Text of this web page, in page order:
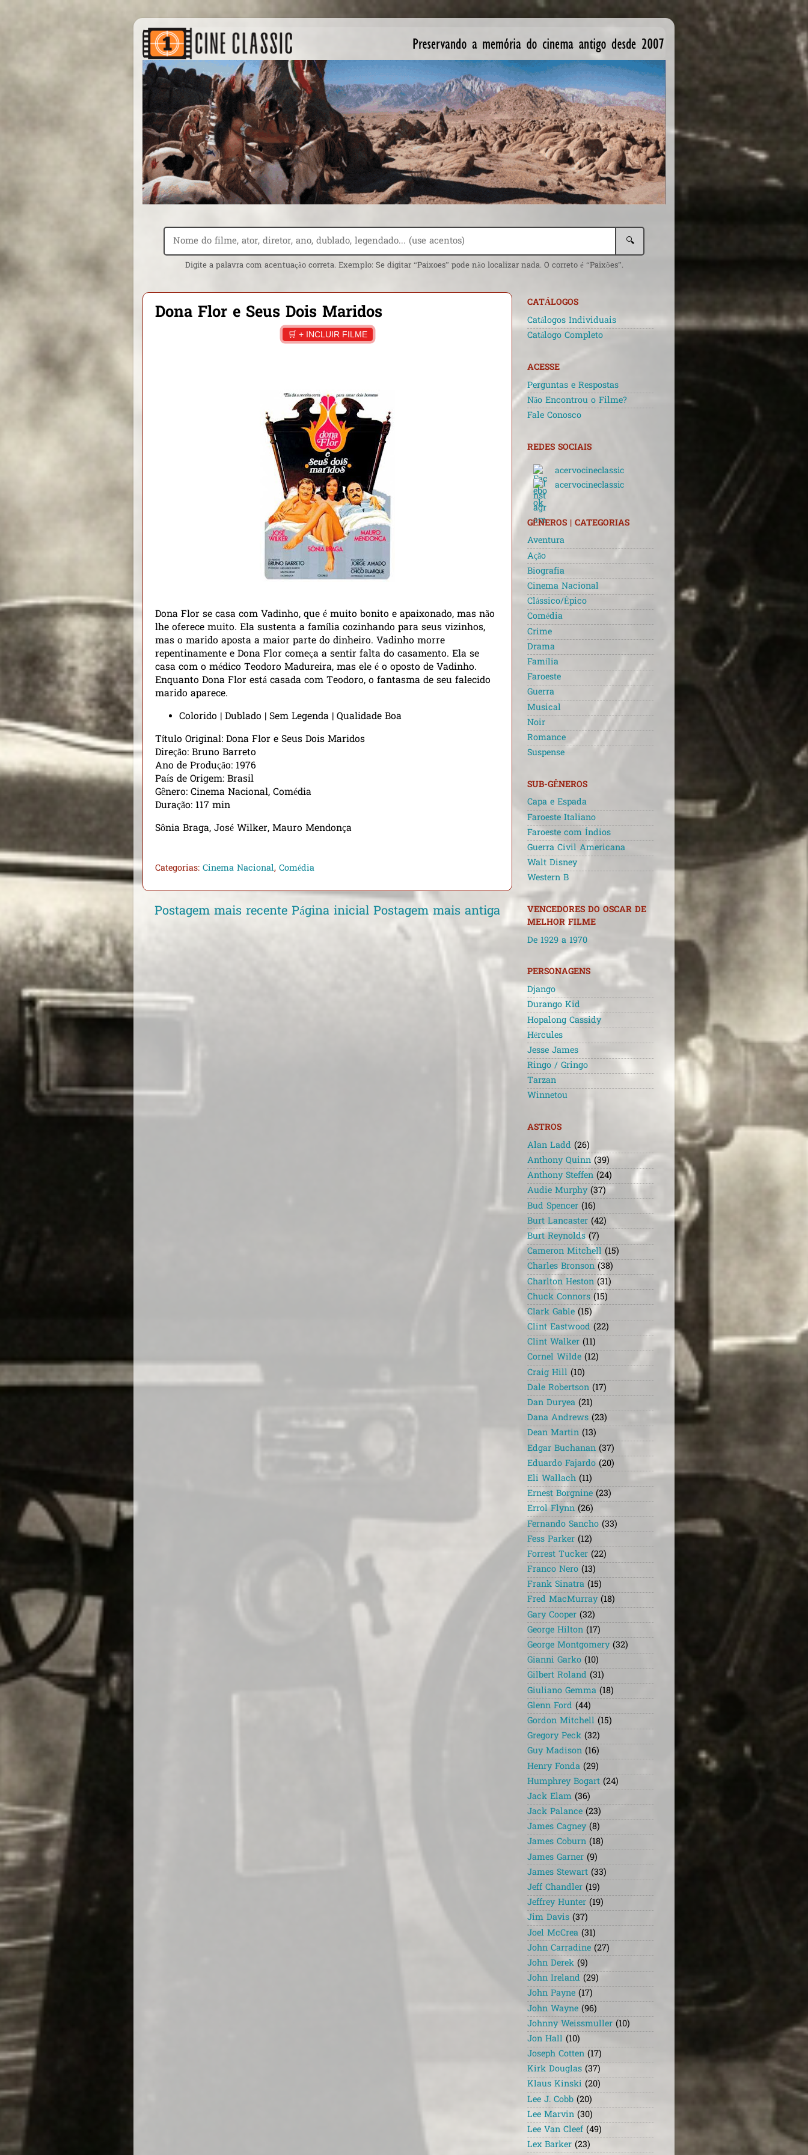
🔍
Digite a palavra com acentuação correta. Exemplo: Se digitar “Paixoes” pode não localizar nada. O correto é “Paixões”.
Dona Flor e Seus Dois Maridos
🛒 + INCLUIR FILME
Dona Flor se casa com Vadinho, que é muito bonito e apaixonado, mas não
lhe oferece muito. Ela sustenta a família cozinhando para seus vizinhos,
mas o marido aposta a maior parte do dinheiro. Vadinho morre
repentinamente e Dona Flor começa a sentir falta do casamento. Ela se
casa com o médico Teodoro Madureira, mas ele é o oposto de Vadinho.
Enquanto Dona Flor está casada com Teodoro, o fantasma de seu falecido
marido aparece.
Colorido | Dublado | Sem Legenda | Qualidade Boa
Título Original: Dona Flor e Seus Dois Maridos
Direção: Bruno Barreto
Ano de Produção: 1976
País de Origem: Brasil
Gênero: Cinema Nacional, Comédia
Duração: 117 min
Sônia Braga, José Wilker, Mauro Mendonça
Categorias: Cinema Nacional, Comédia
Postagem mais recente Postagem mais antiga
Página inicial
CATÁLOGOS
Catálogos Individuais
Catálogo Completo
ACESSE
Perguntas e Respostas
Não Encontrou o Filme?
Fale Conosco
REDES SOCIAIS
acervocineclassic
acervocineclassic
GÊNEROS | CATEGORIAS
Aventura
Ação
Biografia
Cinema Nacional
Clássico/Épico
Comédia
Crime
Drama
Família
Faroeste
Guerra
Musical
Noir
Romance
Suspense
SUB-GÊNEROS
Capa e Espada
Faroeste Italiano
Faroeste com Índios
Guerra Civil Americana
Walt Disney
Western B
VENCEDORES DO OSCAR DE
MELHOR FILME
De 1929 a 1970
PERSONAGENS
Django
Durango Kid
Hopalong Cassidy
Hércules
Jesse James
Ringo / Gringo
Tarzan
Winnetou
ASTROS
Alan Ladd (26)
Anthony Quinn (39)
Anthony Steffen (24)
Audie Murphy (37)
Bud Spencer (16)
Burt Lancaster (42)
Burt Reynolds (7)
Cameron Mitchell (15)
Charles Bronson (38)
Charlton Heston (31)
Chuck Connors (15)
Clark Gable (15)
Clint Eastwood (22)
Clint Walker (11)
Cornel Wilde (12)
Craig Hill (10)
Dale Robertson (17)
Dan Duryea (21)
Dana Andrews (23)
Dean Martin (13)
Edgar Buchanan (37)
Eduardo Fajardo (20)
Eli Wallach (11)
Ernest Borgnine (23)
Errol Flynn (26)
Fernando Sancho (33)
Fess Parker (12)
Forrest Tucker (22)
Franco Nero (13)
Frank Sinatra (15)
Fred MacMurray (18)
Gary Cooper (32)
George Hilton (17)
George Montgomery (32)
Gianni Garko (10)
Gilbert Roland (31)
Giuliano Gemma (18)
Glenn Ford (44)
Gordon Mitchell (15)
Gregory Peck (32)
Guy Madison (16)
Henry Fonda (29)
Humphrey Bogart (24)
Jack Elam (36)
Jack Palance (23)
James Cagney (8)
James Coburn (18)
James Garner (9)
James Stewart (33)
Jeff Chandler (19)
Jeffrey Hunter (19)
Jim Davis (37)
Joel McCrea (31)
John Carradine (27)
John Derek (9)
John Ireland (29)
John Payne (17)
John Wayne (96)
Johnny Weissmuller (10)
Jon Hall (10)
Joseph Cotten (17)
Kirk Douglas (37)
Klaus Kinski (20)
Lee J. Cobb (20)
Lee Marvin (30)
Lee Van Cleef (49)
Lex Barker (23)